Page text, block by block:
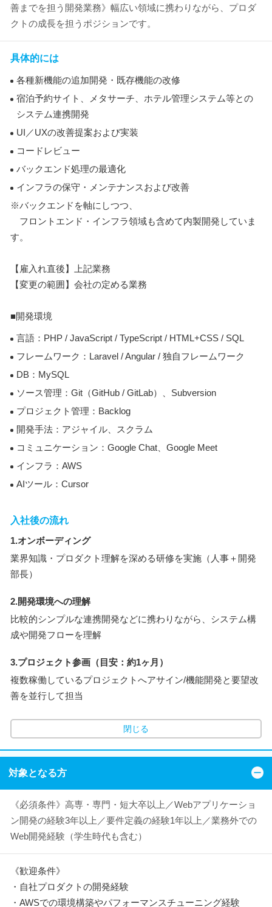
善までを担う開発業務》幅広い領域に携わりながら、プロダ
クトの成長を担うポジションです。
具体的には
各種新機能の追加開発・既存機能の改修
宿泊予約サイト、メタサーチ、ホテル管理システム等との
システム連携開発
UI／UXの改善提案および実装
コードレビュー
バックエンド処理の最適化
インフラの保守・メンテナンスおよび改善
※バックエンドを軸にしつつ、
フロントエンド・インフラ領域も含めて内製開発していま
す。
【雇入れ直後】上記業務
【変更の範囲】会社の定める業務
■開発環境
言語：PHP / JavaScript / TypeScript / HTML+CSS / SQL
フレームワーク：Laravel / Angular / 独自フレームワーク
DB：MySQL
ソース管理：Git（GitHub / GitLab）、Subversion
プロジェクト管理：Backlog
開発手法：アジャイル、スクラム
コミュニケーション：Google Chat、Google Meet
インフラ：AWS
AIツール：Cursor
入社後の流れ
1.オンボーディング
業界知識・プロダクト理解を深める研修を実施（人事＋開発
部長）
2.開発環境への理解
比較的シンプルな連携開発などに携わりながら、システム構
成や開発フローを理解
3.プロジェクト参画（目安：約1ヶ月）
複数稼働しているプロジェクトへアサイン/機能開発と要望改
善を並行して担当
閉じる
対象となる方
《必須条件》高専・専門・短大卒以上／Webアプリケーショ
ン開発の経験3年以上／要件定義の経験1年以上／業務外での
Web開発経験（学生時代も含む）
《歓迎条件》
・自社プロダクトの開発経験
・AWSでの環境構築やパフォーマンスチューニング経験